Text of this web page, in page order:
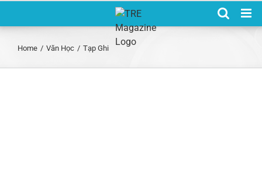
Home / Văn Học / Tạp Ghi